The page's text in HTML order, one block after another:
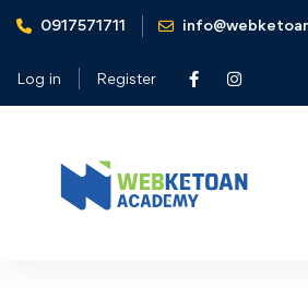
0917571711
Log in Register
Home
BHXH
tiền nợ và lãi chậm